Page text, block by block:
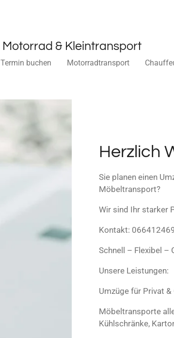
Motorrad & Kleintransport
Termin buchen Motorradtransport
Herzlich
Sie planen einen
Möbeltransport?
Wir sind Ihr starker
Kontakt:
Schnell – Flexibel –
Unsere Leistungen:
Umzüge für Privat &
Möbeltransporte
Kühlschränke,